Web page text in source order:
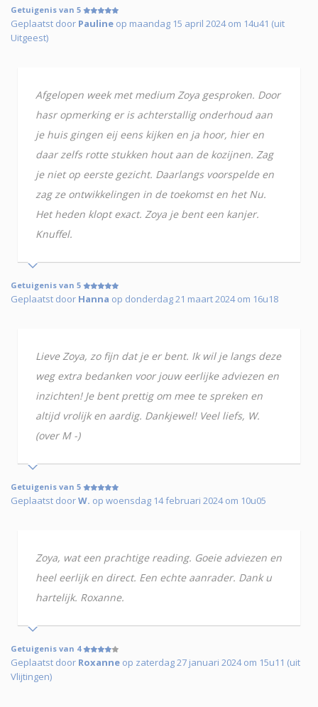
Getuigenis van 5
Geplaatst door Pauline op maandag 15 april 2024 om 14u41 (uit
Uitgeest)
Afgelopen week met medium Zoya gesproken. Door
hasr opmerking er is achterstallig onderhoud aan
je huis gingen eij eens kijken en ja hoor, hier en
daar zelfs rotte stukken hout aan de kozijnen. Zag
je niet op eerste gezicht. Daarlangs voorspelde en
zag ze ontwikkelingen in de toekomst en het Nu.
Het heden klopt exact. Zoya je bent een kanjer.
Knuffel.
Getuigenis van 5
Geplaatst door Hanna op donderdag 21 maart 2024 om 16u18
Lieve Zoya, zo fijn dat je er bent. Ik wil je langs deze
weg extra bedanken voor jouw eerlijke adviezen en
inzichten! Je bent prettig om mee te spreken en
altijd vrolijk en aardig. Dankjewel! Veel liefs, W.
(over M -)
Getuigenis van 5
Geplaatst doorW. op woensdag 14 februari 2024 om 10u05
Zoya, wat een prachtige reading. Goeie adviezen en
heel eerlijk en direct. Een echte aanrader. Dank u
hartelijk. Roxanne.
Getuigenis van 4
Geplaatst door Roxanne op zaterdag 27 januari 2024 om 15u11 (uit
Vlijtingen)